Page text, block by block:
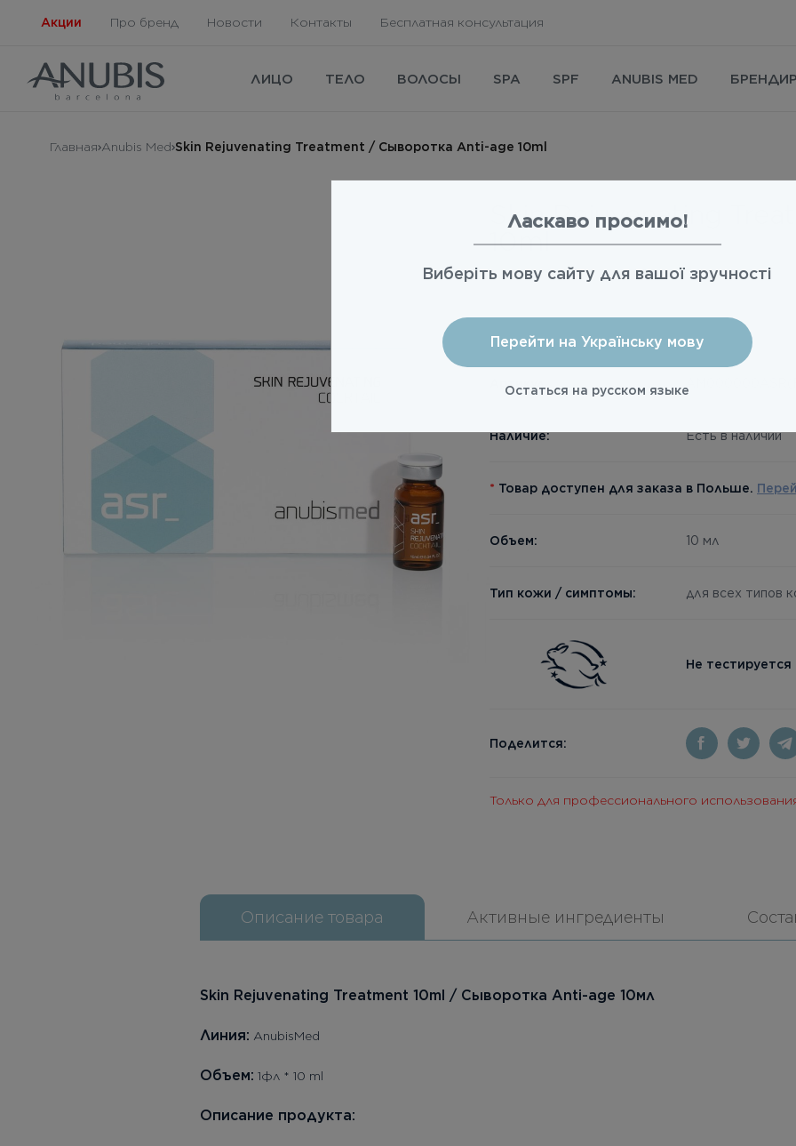
Акции Про бренд Новости Контакты Бесплатная консультация
ЛИЦО ТЕЛО ВОЛОСЫ SPA SPF ANUBIS MED
Главная Anubis Med Skin Rejuvenating Treatment / Сыворотка Anti-age 10ml
Skin Rejuvenating
10ml
Артикул
Наличие: Есть в наличии
* Товар доступен для заказа в Польше.
Объем: 10 мл
Тип кожи / симптомы: для всех типов
Не
Поделится:
Только для профессионального
Описание товара Активные ингредиенты
Skin Rejuvenating Treatment 10ml / Сыворотка Anti-age 10мл
Линия: AnubisMed
Объем: 1фл * 10 ml
Описание продукта:
Ласкаво просимо!
Виберіть мову сайту для вашої зручності
Перейти на Українську мову
Остаться на русском языке